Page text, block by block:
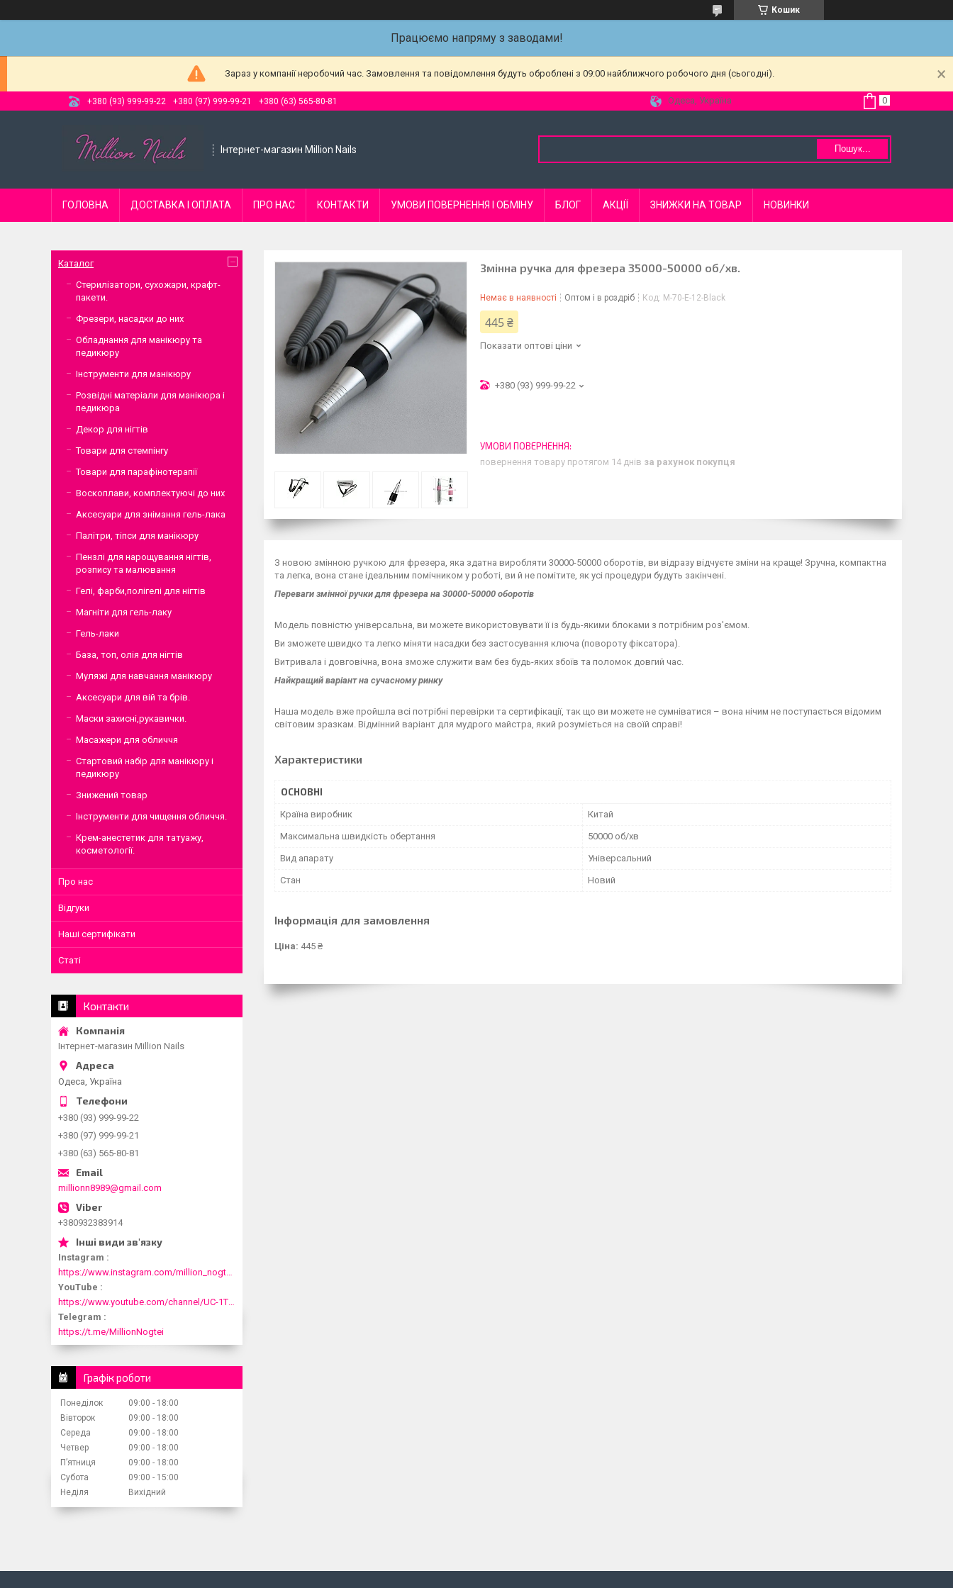
Кошик
Працюємо напряму з заводами!
Зараз у компанії неробочий час. Замовлення та повідомлення будуть оброблені з 09:00 найближчого робочого дня (сьогодні).
+380 (93) 999-99-22 +380 (97) 999-99-21 +380 (63) 565-80-81 Одеса, Україна
Інтернет-магазин Million Nails Пошук...
ГОЛОВНА ДОСТАВКА І ОПЛАТА ПРО НАС КОНТАКТИ УМОВИ ПОВЕРНЕННЯ І ОБМІНУ БЛОГ АКЦІЇ ЗНИЖКИ НА ТОВАР НОВИНКИ
Змінна ручка для фрезера 35000-50000 об/хв.
Немає в наявності Оптом і в роздріб Код: М-70-Е-12-Black
445 ₴
Показати оптові ціни
+380 (93) 999-99-22
повернення товару протягом 14 днів за рахунок покупця
З новою змінною ручкою для фрезера, яка здатна виробляти 30000-50000 оборотів, ви відразу відчуєте зміни на краще! Зручна, компактна
та легка, вона стане ідеальним помічником у роботі, ви й не помітите, як усі процедури будуть закінчені.
Переваги змінної ручки для фрезера на 30000-50000 оборотів
Модель повністю універсальна, ви можете використовувати її із будь-якими блоками з потрібним роз'ємом.
Ви зможете швидко та легко міняти насадки без застосування ключа (повороту фіксатора).
Витривала і довговічна, вона зможе служити вам без будь-яких збоїв та поломок довгий час.
Найкращий варіант на сучасному ринку
Наша модель вже пройшла всі потрібні перевірки та сертифікації, так що ви можете не сумніватися – вона нічим не поступається відомим
світовим зразкам. Відмінний варіант для мудрого майстра, який розуміється на своїй справі!
Характеристики
ОСНОВНІ
Країна виробник Китай
Максимальна швидкість обертання 50000 об/хв
Вид апарату Універсальний
Стан Новий
Інформація для замовлення
Ціна: 445 ₴
Каталог
Стерилізатори, сухожари, крафт-
пакети.
Фрезери, насадки до них
Обладнання для манікюру та
педикюру
Інструменти для манікюру
Розвідні матеріали для манікюра і
педикюра
Декор для нігтів
Товари для стемпінгу
Товари для парафінотерапії
Воскоплави, комплектуючі до них
Аксесуари для знімання гель-лака
Палітри, тіпси для манікюру
Пензлі для нарощування нігтів,
розпису та малювання
Гелі, фарби,полігелі для нігтів
Магніти для гель-лаку
Гель-лаки
База, топ, олія для нігтів
Муляжі для навчання манікюру
Аксесуари для вій та брів.
Маски захисні,рукавички.
Масажери для обличчя
Стартовий набір для манікюру і
педикюру
Знижений товар
Інструменти для чищення обличчя.
Крем-анестетик для татуажу,
косметології.
Про нас
Відгуки
Наші сертифікати
Статі
Контакти
Інтернет-магазин Million Nails
Одеса, Україна
+380 (93) 999-99-22
+380 (97) 999-99-21
+380 (63) 565-80-81
millionn8989@gmail.com
+380932383914
Instagram
YouTube
Telegram
https://t.me/MillionNogtei
Графік роботи
Понеділок 09:00
18:00
Вівторок
09:00
18:00
Середа
09:00
18:00
Четвер
09:00
18:00
Пʼятниця
09:00
18:00
Субота
09:00
15:00
Неділя
Вихідний